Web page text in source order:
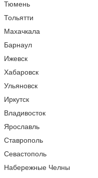
Тюмень
Тольятти
Махачкала
Барнаул
Ижевск
Хабаровск
Ульяновск
Иркутск
Владивосток
Ярославль
Ставрополь
Севастополь
Набережные Челны